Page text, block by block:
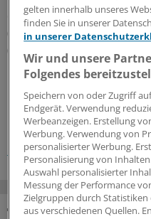
den Leitlinien der
(DDG), als Patienten mit
(LDL-Zielwert von < 100
Schlagworte:
Innere Medizin
gelten innerhalb unseres
finden Sie in unserer
in unserer
Wir und unsere
Folgendes
Speichern von oder Zugriff
Endgerät. Verwendung
Werbeanzeigen. Erstellung
Werbung. Verwendung von
personalisierter Werbung.
Personalisierung von
Auswahl personalisierter
Messung der Performance
Zielgruppen durch
aus verschiedenen Quellen.